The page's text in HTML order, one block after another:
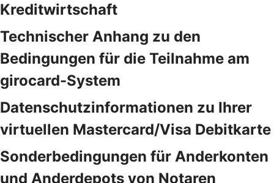
Kreditwirtschaft
Technischer Anhang zu den
Bedingungen für die Teilnahme am
girocard-System
Datenschutzinformationen zu Ihrer
virtuellen Mastercard/Visa Debitkarte
Sonderbedingungen für Anderkonten
und Anderdepots von Notaren